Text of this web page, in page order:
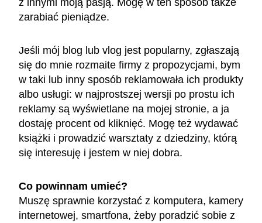
zarabiać pieniądze.
Jeśli mój blog lub vlog jest popularny, zgłaszają
się do mnie rozmaite firmy z propozycjami, bym
w taki lub inny sposób reklamowała ich produkty
albo usługi: w najprostszej wersji po prostu ich
reklamy są wyświetlane na mojej stronie, a ja
dostaję procent od kliknięć. Mogę też wydawać
książki i prowadzić warsztaty z dziedziny, którą
się interesuję i jestem w niej dobra.
Co powinnam umieć?
Muszę sprawnie korzystać z komputera, kamery
internetowej, smartfona, żeby poradzić sobie z